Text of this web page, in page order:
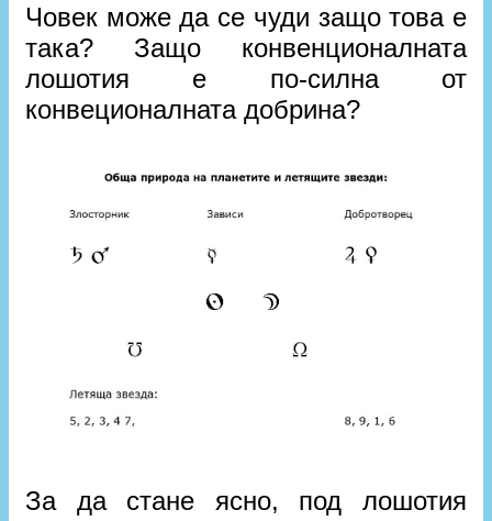
Човек може да се чуди защо това е
така? Защо конвенционалната
лошотия е по-силна от
конвеционалната добрина?
За да стане ясно, под лошотия